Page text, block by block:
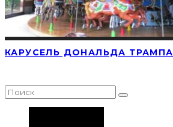
КАРУСЕЛЬ ДОНАЛЬДА ТРАМПА